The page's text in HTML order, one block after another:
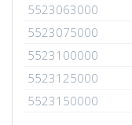
5523063000
5523075000
5523100000
5523125000
5523150000